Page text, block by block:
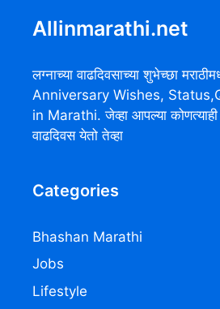
Allinmarathi.net
लग्नाच्या वाढदिवसाच्या शुभेच्छा
Anniversary Wishes,
in Marathi. जेव्हा आपल्या कोणत्याही
वाढदिवस येतो तेव्हा
Categories
Bhashan Marathi
Jobs
Lifestyle